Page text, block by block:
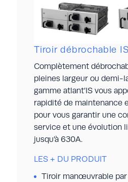
Tiroir débrochable
Complètement
pleines largeur ou demi-
gamme atlant’IS vous
rapidité de maintenance
pour vous garantir une
service et une évolution
jusqu’à 630A.
LES + DU PRODUIT
Tiroir manœuvrable